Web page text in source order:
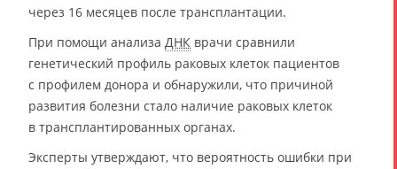
через 16 месяцев после трансплантации.
При помощи анализа ДНК врачи сравнили
генетический профиль раковых клеток пациентов
с профилем донора и обнаружили, что причиной
развития болезни стало наличие раковых клеток
в трансплантированных органах.
Эксперты утверждают, что вероятность ошибки при